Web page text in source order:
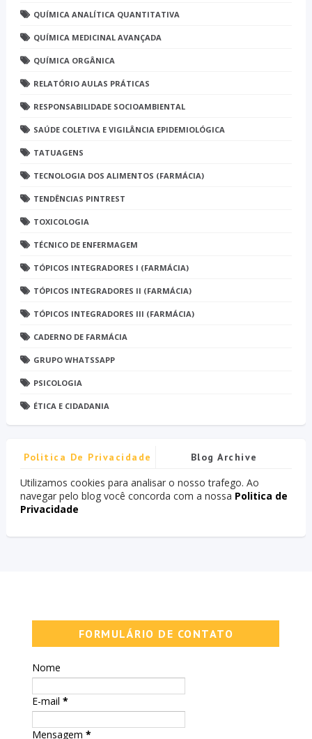
QUÍMICA ANALÍTICA QUANTITATIVA
QUÍMICA MEDICINAL AVANÇADA
QUÍMICA ORGÂNICA
RELATÓRIO AULAS PRÁTICAS
RESPONSABILIDADE SOCIOAMBIENTAL
SAÚDE COLETIVA E VIGILÂNCIA EPIDEMIOLÓGICA
TATUAGENS
TECNOLOGIA DOS ALIMENTOS (FARMÁCIA)
TENDÊNCIAS PINTREST
TOXICOLOGIA
TÉCNICO DE ENFERMAGEM
TÓPICOS INTEGRADORES I (FARMÁCIA)
TÓPICOS INTEGRADORES II (FARMÁCIA)
TÓPICOS INTEGRADORES III (FARMÁCIA)
CADERNO DE FARMÁCIA
GRUPO WHATSSAPP
PSICOLOGIA
ÉTICA E CIDADANIA
Politica De Privacidade Blog Archive
Utilizamos cookies para analisar o nosso trafego. Ao
navegar pelo blog você concorda com a nossa Politica de
Privacidade
FORMULÁRIO DE CONTATO
Nome
E-mail*
Mensagem*